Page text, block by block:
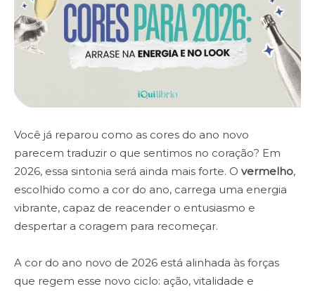
Você já reparou como as cores do ano novo
parecem traduzir o que sentimos no coração? Em
2026, essa sintonia será ainda mais forte. O vermelho,
escolhido como a cor do ano, carrega uma energia
vibrante, capaz de reacender o entusiasmo e
despertar a coragem para recomeçar.
A cor do ano novo de 2026 está alinhada às forças
que regem esse novo ciclo: ação, vitalidade e